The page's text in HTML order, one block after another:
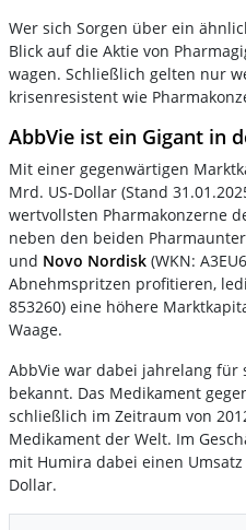
Wer sich Sorgen über ein
Blick auf die Aktie von
wagen. Schließlich gelten nur
krisenresistent wie
AbbVie ist ein Gigant in
Mit einer gegenwärtigen
Mrd. US-Dollar (Stand
wertvollsten Pharmakonzerne
neben den beiden
und Novo Nordisk (WKN:
Abnehmspritzen profitieren,
853260) eine höhere
Waage.
AbbVie war dabei jahrelang für
bekannt. Das Medikament
schließlich im Zeitraum von
Medikament der Welt. Im
mit Humira dabei einen
Dollar.